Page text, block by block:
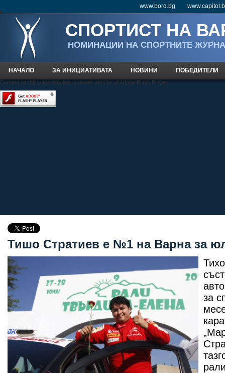
www.bord.bg
СПОРТИСТ НА
НOМИНАЦИИ НА СПОРТНИТЕ
НАЧАЛО ЗА ИНИЦИАТИВАТА НОВИНИ ПОБЕДИТЕЛИ
Content on this page requires a newer version of Adobe Flash Player.
Тишо Стратиев е №1 на Варна за
за